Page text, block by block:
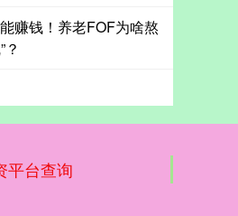
赚钱！养老FOF为啥熬
平台查询